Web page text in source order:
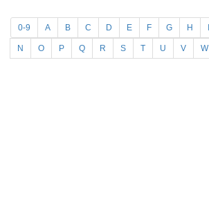
0-9 A B C D E F G H
N O P Q R S T U V W